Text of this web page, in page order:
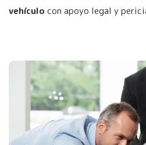
vehículo con apoyo legal y